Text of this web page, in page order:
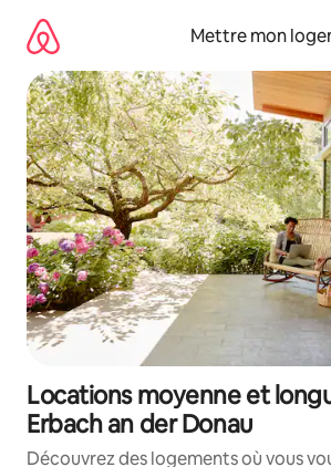
directement
contenu
Mettre mon
Locations moyenne et
Erbach an der Donau
Découvrez des logements où vous